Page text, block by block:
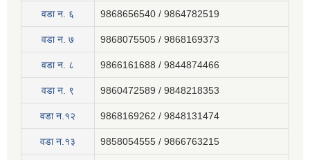
वडा न. ६ 9868656540 / 9864782519
वडा न. ७ 9868075505 / 9868169373
वडा न. ८ 9866161688 / 9844874466
वडा न. ९ 9860472589 / 9848218353
वडा न.१२ 9868169262 / 9848131474
वडा न.१३ 9858054555 / 9866763215